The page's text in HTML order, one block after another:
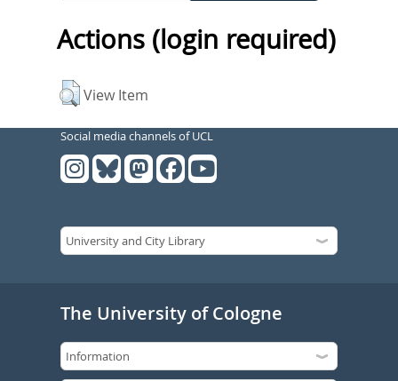
Actions (login required)
View Item
Social media channels of UCL
The University of Cologne